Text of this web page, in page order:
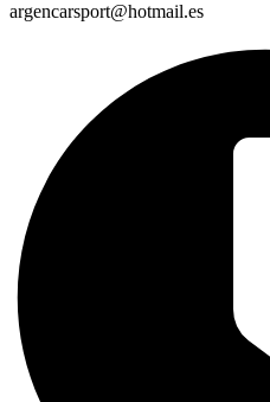
argencarsport@hotmail.es